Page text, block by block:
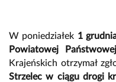
W poniedziałek 1
Powiatowej
Krajeńskich otrzymał
Strzelec w ciągu drogi